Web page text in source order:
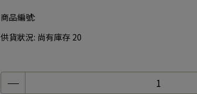
商品編號:
供貨狀況: 尚有庫存 20